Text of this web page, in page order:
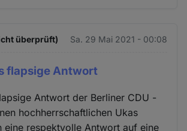
überprüft) Sa. 29 Mai 2021 - 00:08
flapsige Antwort
Antwort der Berliner CDU -
hochherrschaftlichen Ukas
eine respektvolle Antwort auf eine